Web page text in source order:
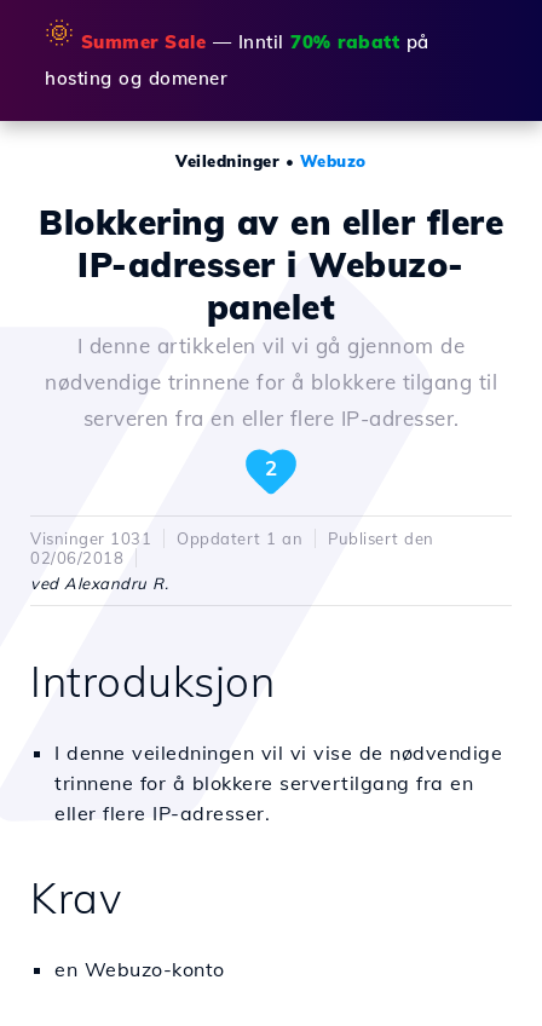
🌞 Summer Sale — Inntil 70% rabatt på
hosting og domener
Veiledninger • Webuzo
Blokkering av en eller flere
IP-adresser i Webuzo-
panelet
I denne artikkelen vil vi gå gjennom de
nødvendige trinnene for å blokkere tilgang til
serveren fra en eller flere IP-adresser.
2
Visninger 1031 Oppdatert 1 an
Publisert den
02/06/2018
ved Alexandru R.
Introduksjon
I denne veiledningen vil vi vise de nødvendige
trinnene for å blokkere servertilgang fra en
eller flere IP-adresser.
Krav
en Webuzo-konto